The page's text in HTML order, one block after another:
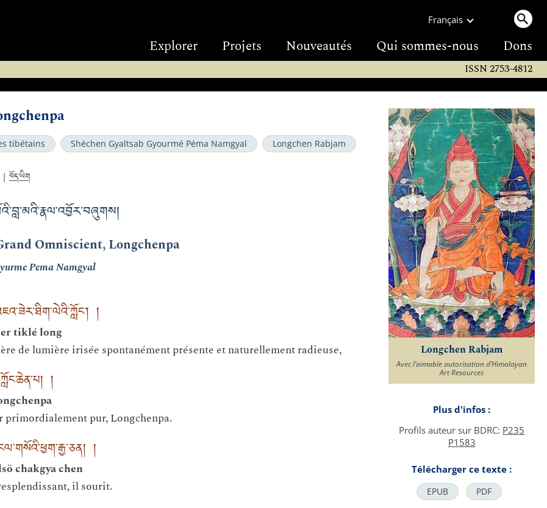
Français
Explorer Projets Nouveautés Qui sommes-nous Dons
ISSN 2753-4812
tibétains Shéchen Gyaltsab Gyourmé Péma Namgyal Longchen Rabjam
| བོད་ཡིག
Omniscient, Longchenpa
Pema Namgyal
།
tiklé long
de lumière irisée spontanément présente et naturellement radieuse,
།
pur, Longchenpa.
།
chakgya chen
il sourit.
Longchen Rabjam
Avec l’aimable autorisation d’Himalayan
Art Resources
Plus d'infos :
Profils auteur sur BDRC: P235
P1583
Télécharger ce texte :
EPUB PDF